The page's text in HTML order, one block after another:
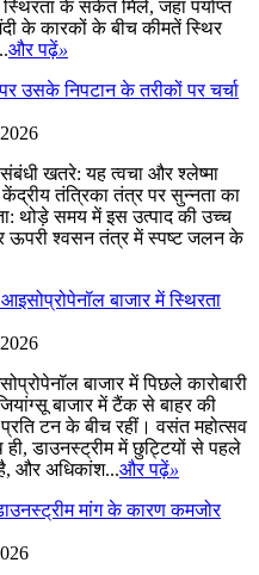
के संकेत मिले, जहां पर्याप्त
के कारकों के बीच कीमतें स्थिर
और पढ़ें»
उसके निपटान के तरीकों पर चर्चा
खतरे: यह त्वचा और श्लेष्मा
तंत्रिका तंत्र पर सुन्नता का
थोड़े समय में इस उत्पाद की उच्च
श्वसन तंत्र में स्पष्ट जलन के
बाजार में स्थिरता
बाजार में पिछले कारोबारी
बाजार में टैंक से बाहर की
टन के बीच रहीं। वसंत महोत्सव
डाउनस्ट्रीम में छुट्टियों से पहले
है, और अधिकांश...और पढ़ें»
मांग के कारण कमजोर